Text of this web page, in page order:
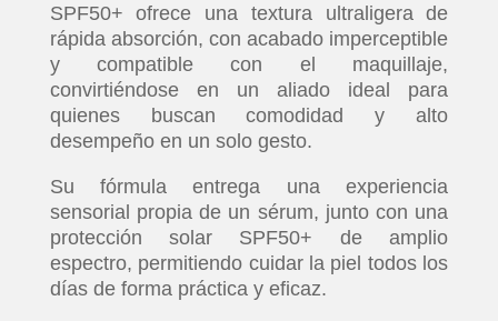
SPF50+ ofrece una textura ultraligera de
rápida absorción, con acabado imperceptible
y compatible con el maquillaje,
convirtiéndose en un aliado ideal para
quienes buscan comodidad y alto
desempeño en un solo gesto.
Su fórmula entrega una experiencia
sensorial propia de un sérum, junto con una
protección solar SPF50+ de amplio
espectro, permitiendo cuidar la piel todos los
días de forma práctica y eficaz.